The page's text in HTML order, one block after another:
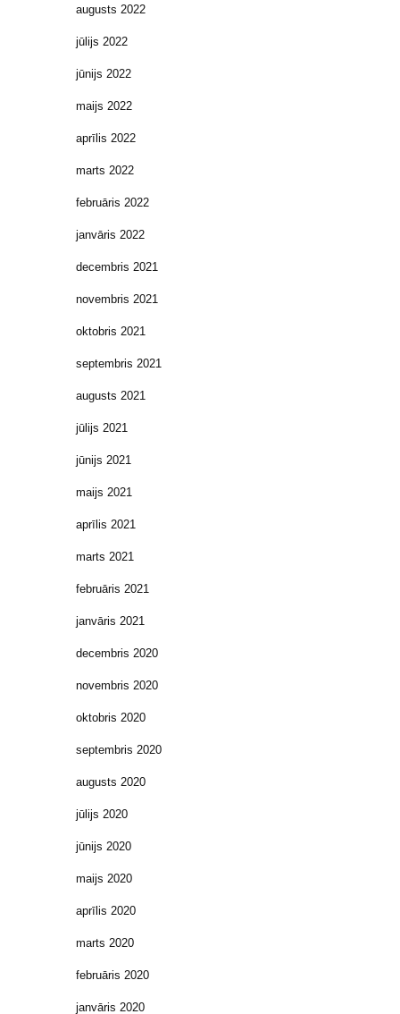
augusts 2022
jūlijs 2022
jūnijs 2022
maijs 2022
aprīlis 2022
marts 2022
februāris 2022
janvāris 2022
decembris 2021
novembris 2021
oktobris 2021
septembris 2021
augusts 2021
jūlijs 2021
jūnijs 2021
maijs 2021
aprīlis 2021
marts 2021
februāris 2021
janvāris 2021
decembris 2020
novembris 2020
oktobris 2020
septembris 2020
augusts 2020
jūlijs 2020
jūnijs 2020
maijs 2020
aprīlis 2020
marts 2020
februāris 2020
janvāris 2020